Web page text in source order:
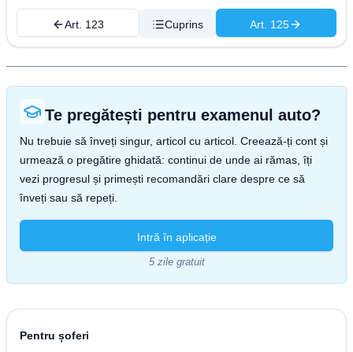
Art. 123 Cuprins Art. 125
Te pregătești pentru examenul auto?
Nu trebuie să înveți singur, articol cu articol. Creează-ți cont și
urmează o pregătire ghidată: continui de unde ai rămas, îți
vezi progresul și primești recomandări clare despre ce să
înveți sau să repeți.
Intră în aplicație
5 zile gratuit
Pentru șoferi